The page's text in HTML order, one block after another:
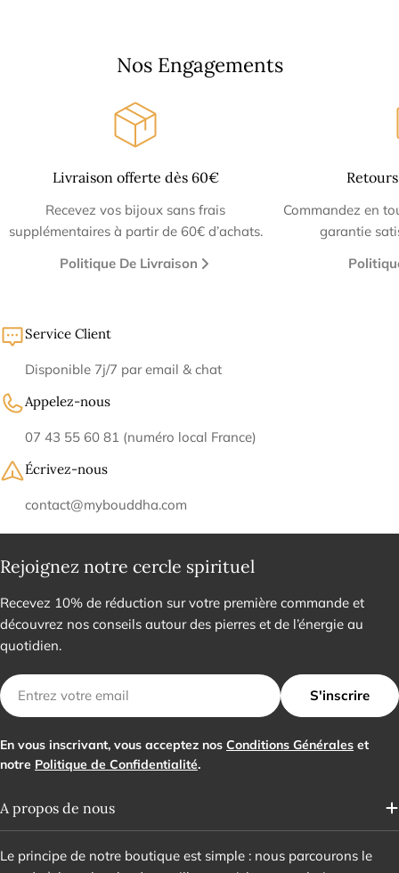
Nos Engagements
Livraison offerte dès 60€
Recevez vos bijoux sans frais
supplémentaires à partir de 60€ d’achats.
Politique De Livraison
Commandez en
garantie
Service Client
Disponible 7j/7 par email & chat
Appelez-nous
07 43 55 60 81 (numéro local France)
Écrivez-nous
contact@mybouddha.com
Rejoignez notre cercle spirituel
Recevez 10% de réduction sur votre première commande et
découvrez nos conseils autour des pierres et de l’énergie au
quotidien.
E-
mail
S'inscrire
En vous inscrivant, vous acceptez nos Conditions Générales et
notre Politique de Confidentialité.
A propos de nous
Le principe de notre boutique est simple : nous parcourons le